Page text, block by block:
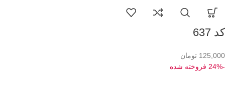
کد 637
125,000 تومان
-24%
فروخته شده